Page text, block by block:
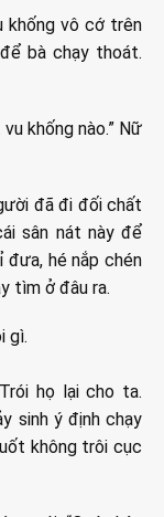
khống vô cớ trên
bà chạy thoát.
khống nào.” Nữ
đã đi đối chất
sân nát này để
đưa, hé nắp chén
tìm ở đâu ra.
gì.
họ lại cho ta.
sinh ý định chạy
không trôi cục